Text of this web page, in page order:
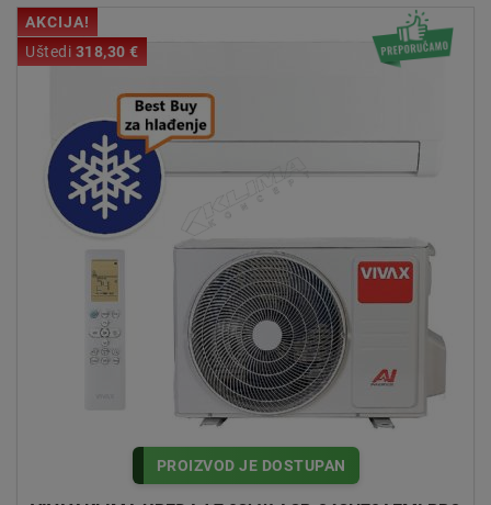
AKCIJA!
Uštedi 318,30 €
PROIZVOD JE DOSTUPAN